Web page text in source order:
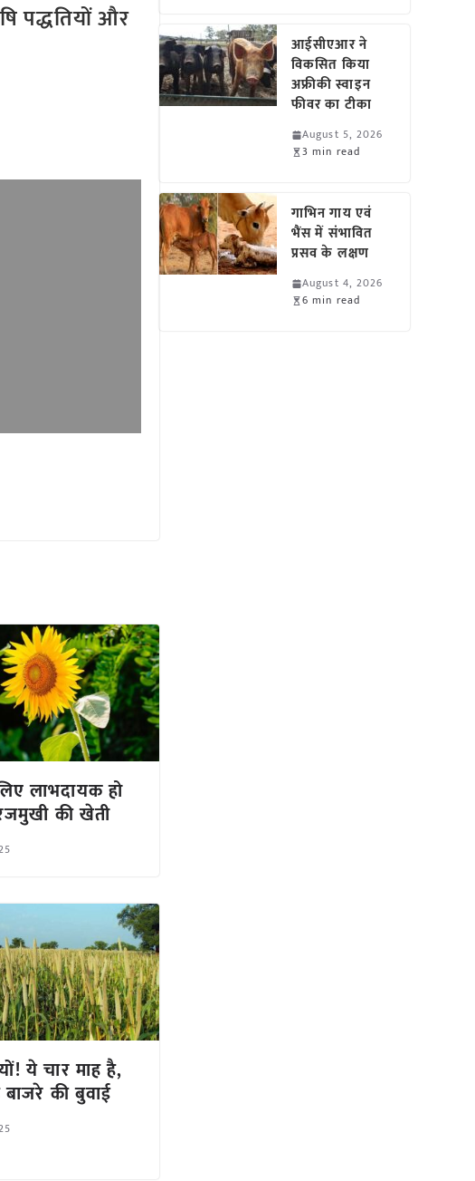
पद्धतियों और
लाभदायक हो
की खेती
ये चार माह है,
की बुवाई
आईसीएआर ने
विकसित किया
अफ्रीकी स्वाइन
फीवर का टीका
August 5, 2026
3 min read
गाभिन गाय एवं
भैंस में संभावित
प्रसव के लक्षण
August 4, 2026
6 min read